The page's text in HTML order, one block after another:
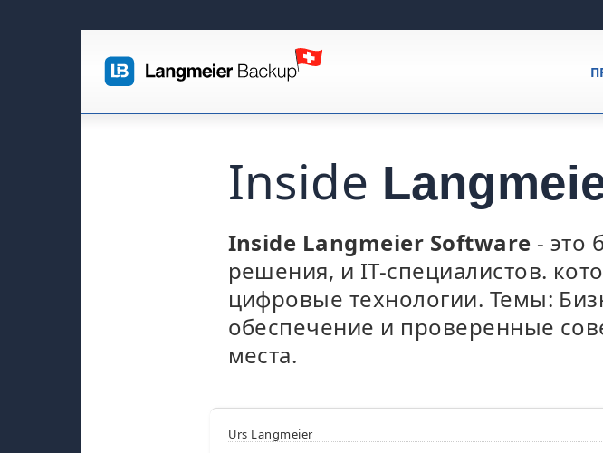
Inside
Inside Langmeier Software - это
решения, и IT-специалистов.
цифровые технологии. Темы:
обеспечение и проверенные
места.
Urs Langmeier